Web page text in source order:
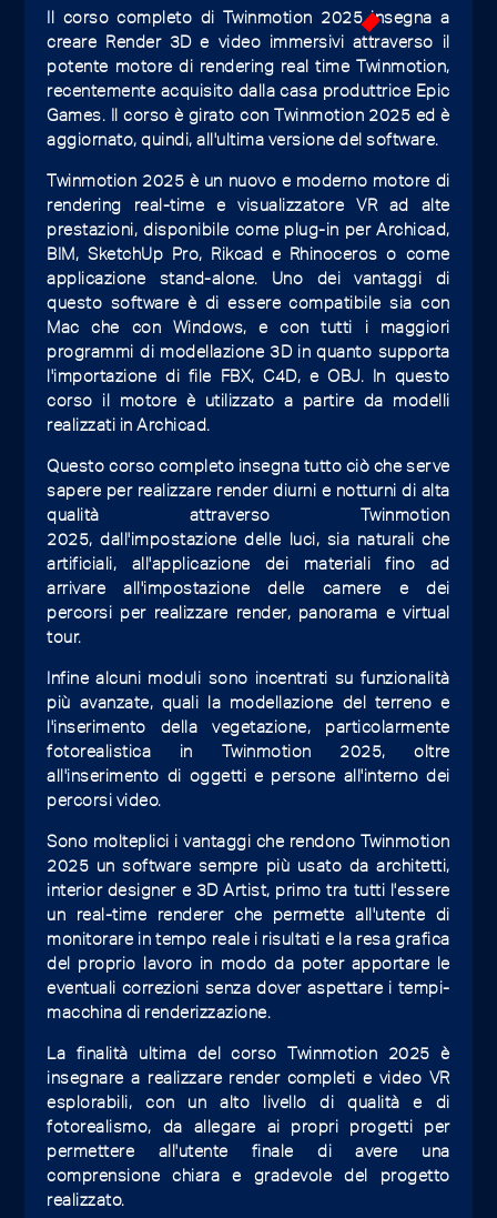
Il corso completo di Twinmotion 2025 insegna a
creare Render 3D e video immersivi attraverso il
potente motore di rendering real time Twinmotion,
recentemente acquisito dalla casa produttrice Epic
Games. Il corso è girato con Twinmotion 2025 ed è
aggiornato, quindi, all'ultima versione del software.
Twinmotion 2025 è un nuovo e moderno motore di
rendering real-time e visualizzatore VR ad alte
prestazioni, disponibile come plug-in per Archicad,
BIM, SketchUp Pro, Rikcad e Rhinoceros o come
applicazione stand-alone. Uno dei vantaggi di
questo software è di essere compatibile sia con
Mac che con Windows, e con tutti i maggiori
programmi di modellazione 3D in quanto supporta
l'importazione di file FBX, C4D, e OBJ. In questo
corso il motore è utilizzato a partire da modelli
realizzati in Archicad.
Questo corso completo insegna tutto ciò che serve
sapere per realizzare render diurni e notturni di alta
qualità attraverso Twinmotion
2025, dall'impostazione delle luci, sia naturali che
artificiali, all'applicazione dei materiali fino ad
arrivare all'impostazione delle camere e dei
percorsi per realizzare render, panorama e virtual
tour.
Infine alcuni moduli sono incentrati su funzionalità
più avanzate, quali la modellazione del terreno e
l'inserimento della vegetazione, particolarmente
fotorealistica in Twinmotion 2025, oltre
all'inserimento di oggetti e persone all'interno dei
percorsi video.
Sono molteplici i vantaggi che rendono Twinmotion
2025 un software sempre più usato da architetti,
interior designer e 3D Artist, primo tra tutti l'essere
un real-time renderer che permette all'utente di
monitorare in tempo reale i risultati e la resa grafica
del proprio lavoro in modo da poter apportare le
eventuali correzioni senza dover aspettare i tempi-
macchina di renderizzazione.
La finalità ultima del corso Twinmotion 2025 è
insegnare a realizzare render completi e video VR
esplorabili, con un alto livello di qualità e di
fotorealismo, da allegare ai propri progetti per
permettere all'utente finale di avere una
comprensione chiara e gradevole del progetto
realizzato.